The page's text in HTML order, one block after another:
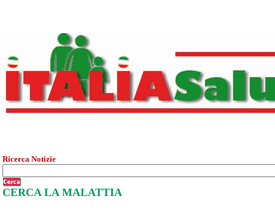
Ricerca Notizie
CERCA LA MALATTIA